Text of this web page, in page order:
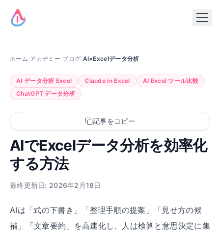
ホーム›アカデミー›ブログ›AI×Excelデータ分析
AI データ分析 Excel Claude in Excel
AI Excel ツール比較
ChatGPT データ分析
記事をコピー
AIでExcelデータ分析を効率化
する方法
最終更新日: 2026年2月18日
AIは「式の下書き」「整理手順の提案」「見せ方の候
補」「文章要約」を高速化し、人は検算と意思決定に集